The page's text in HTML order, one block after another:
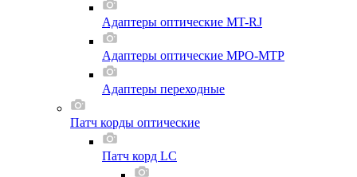
Адаптеры оптические MT-RJ
Адаптеры оптические MPO-MTP
Адаптеры переходные
Патч корды оптические
Патч корд LC